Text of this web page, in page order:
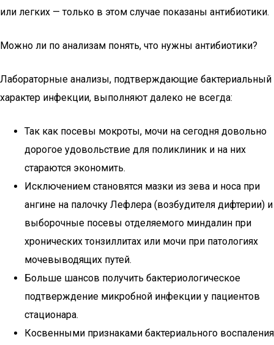
или легких — только в этом случае показаны антибиотики.
Можно ли по анализам понять, что нужны антибиотики?
Лабораторные анализы, подтверждающие бактериальный
характер инфекции, выполняют далеко не всегда:
Так как посевы мокроты, мочи на сегодня довольно
дорогое удовольствие для поликлиник и на них
стараются экономить.
Исключением становятся мазки из зева и носа при
ангине на палочку Лефлера (возбудителя дифтерии) и
выборочные посевы отделяемого миндалин при
хронических тонзиллитах или мочи при патологиях
мочевыводящих путей.
Больше шансов получить бактериологическое
подтверждение микробной инфекции у пациентов
стационара.
Косвенными признаками бактериального воспаления